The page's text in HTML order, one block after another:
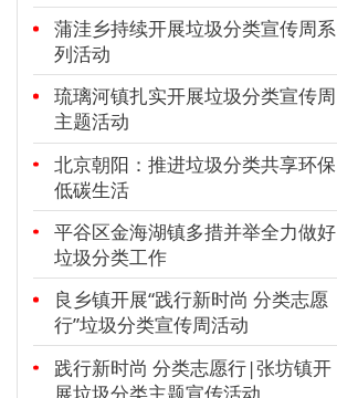
蒲洼乡持续开展垃圾分类宣传周系
列活动
琉璃河镇扎实开展垃圾分类宣传周
主题活动
北京朝阳：推进垃圾分类共享环保
低碳生活
平谷区金海湖镇多措并举全力做好
垃圾分类工作
良乡镇开展“践行新时尚 分类志愿
行”垃圾分类宣传周活动
践行新时尚 分类志愿行|张坊镇开
展垃圾分类主题宣传活动